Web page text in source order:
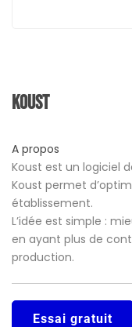
Koust
A propos
Koust est un logiciel
Koust permet
établissement.
L’idée est simple :
en ayant plus de
production.
Essai gratuit